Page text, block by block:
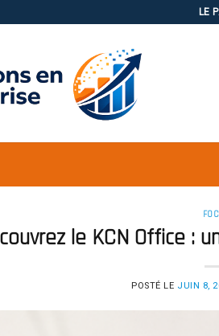
LE
le KCN Office :
POSTÉ LE JUIN 8,